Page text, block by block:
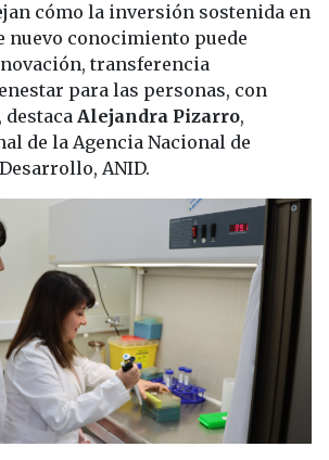
cómo la inversión sostenida en
nuevo conocimiento puede
transferencia
para las personas, con
destacaAlejandra Pizarro,
de la Agencia Nacional de
ANID.